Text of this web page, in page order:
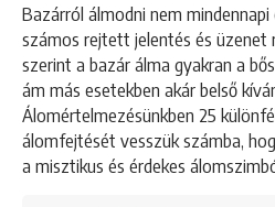
Bazárról álmodni nem
számos rejtett jelentés és üzenet
szerint a bazár álma gyakran a
ám más esetekben akár belső
Álomértelmezésünkben 25
álomfejtését vesszük számba,
a misztikus és érdekes